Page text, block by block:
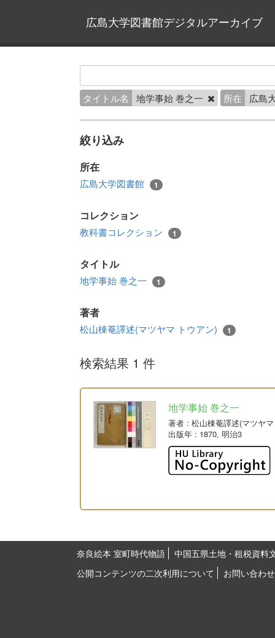
広島大学図書館デジタルアーカイブ
タイトル名 地学事始 巻之一 所在 広島
絞り込み
所在
広島大学図書館 1
コレクション
教科書コレクション 1
タイトル
地学事始 巻之一 1
著者
松山棟菴譯述(マツヤマ トウアン) 1
検索結果 1 件
地学事始 巻之一
著者 : 松山棟菴譯述(マツヤ
出版年 : 1870, 明治3
奈良絵本 室町時代物語
中国五県土地・租税資料
公開コンテンツの二次利用について
お問い合わせ